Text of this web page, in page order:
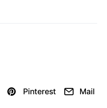
Pinterest Mail